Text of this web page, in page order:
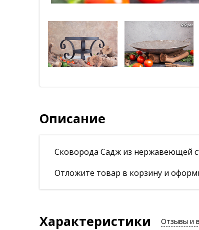
Описание
Сковорода Садж из нержавеющей
Отложите товар в корзину и
Характеристики Отзывы и